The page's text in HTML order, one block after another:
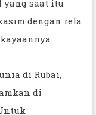
yang saat itu
dengan rela
di Rubai,
di